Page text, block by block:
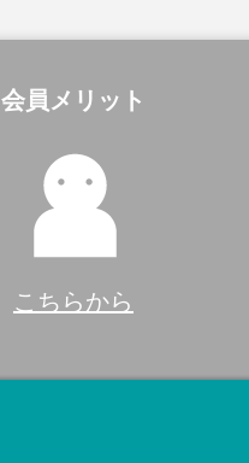
会員メリット
こちらから